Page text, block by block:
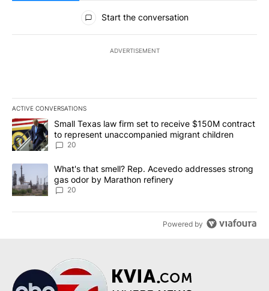
All Comments
Start the conversation
ADVERTISEMENT
ACTIVE CONVERSATIONS
The following is a list of the most commented articles in the last
A trending article titled "Small Texas law firm set to receive
Small Texas law firm set to receive $150M contract
to represent unaccompanied migrant children
20
A trending article titled "What's that smell? Rep. Acevedo
What's that smell? Rep. Acevedo addresses strong
gas odor by Marathon refinery
20
Powered by